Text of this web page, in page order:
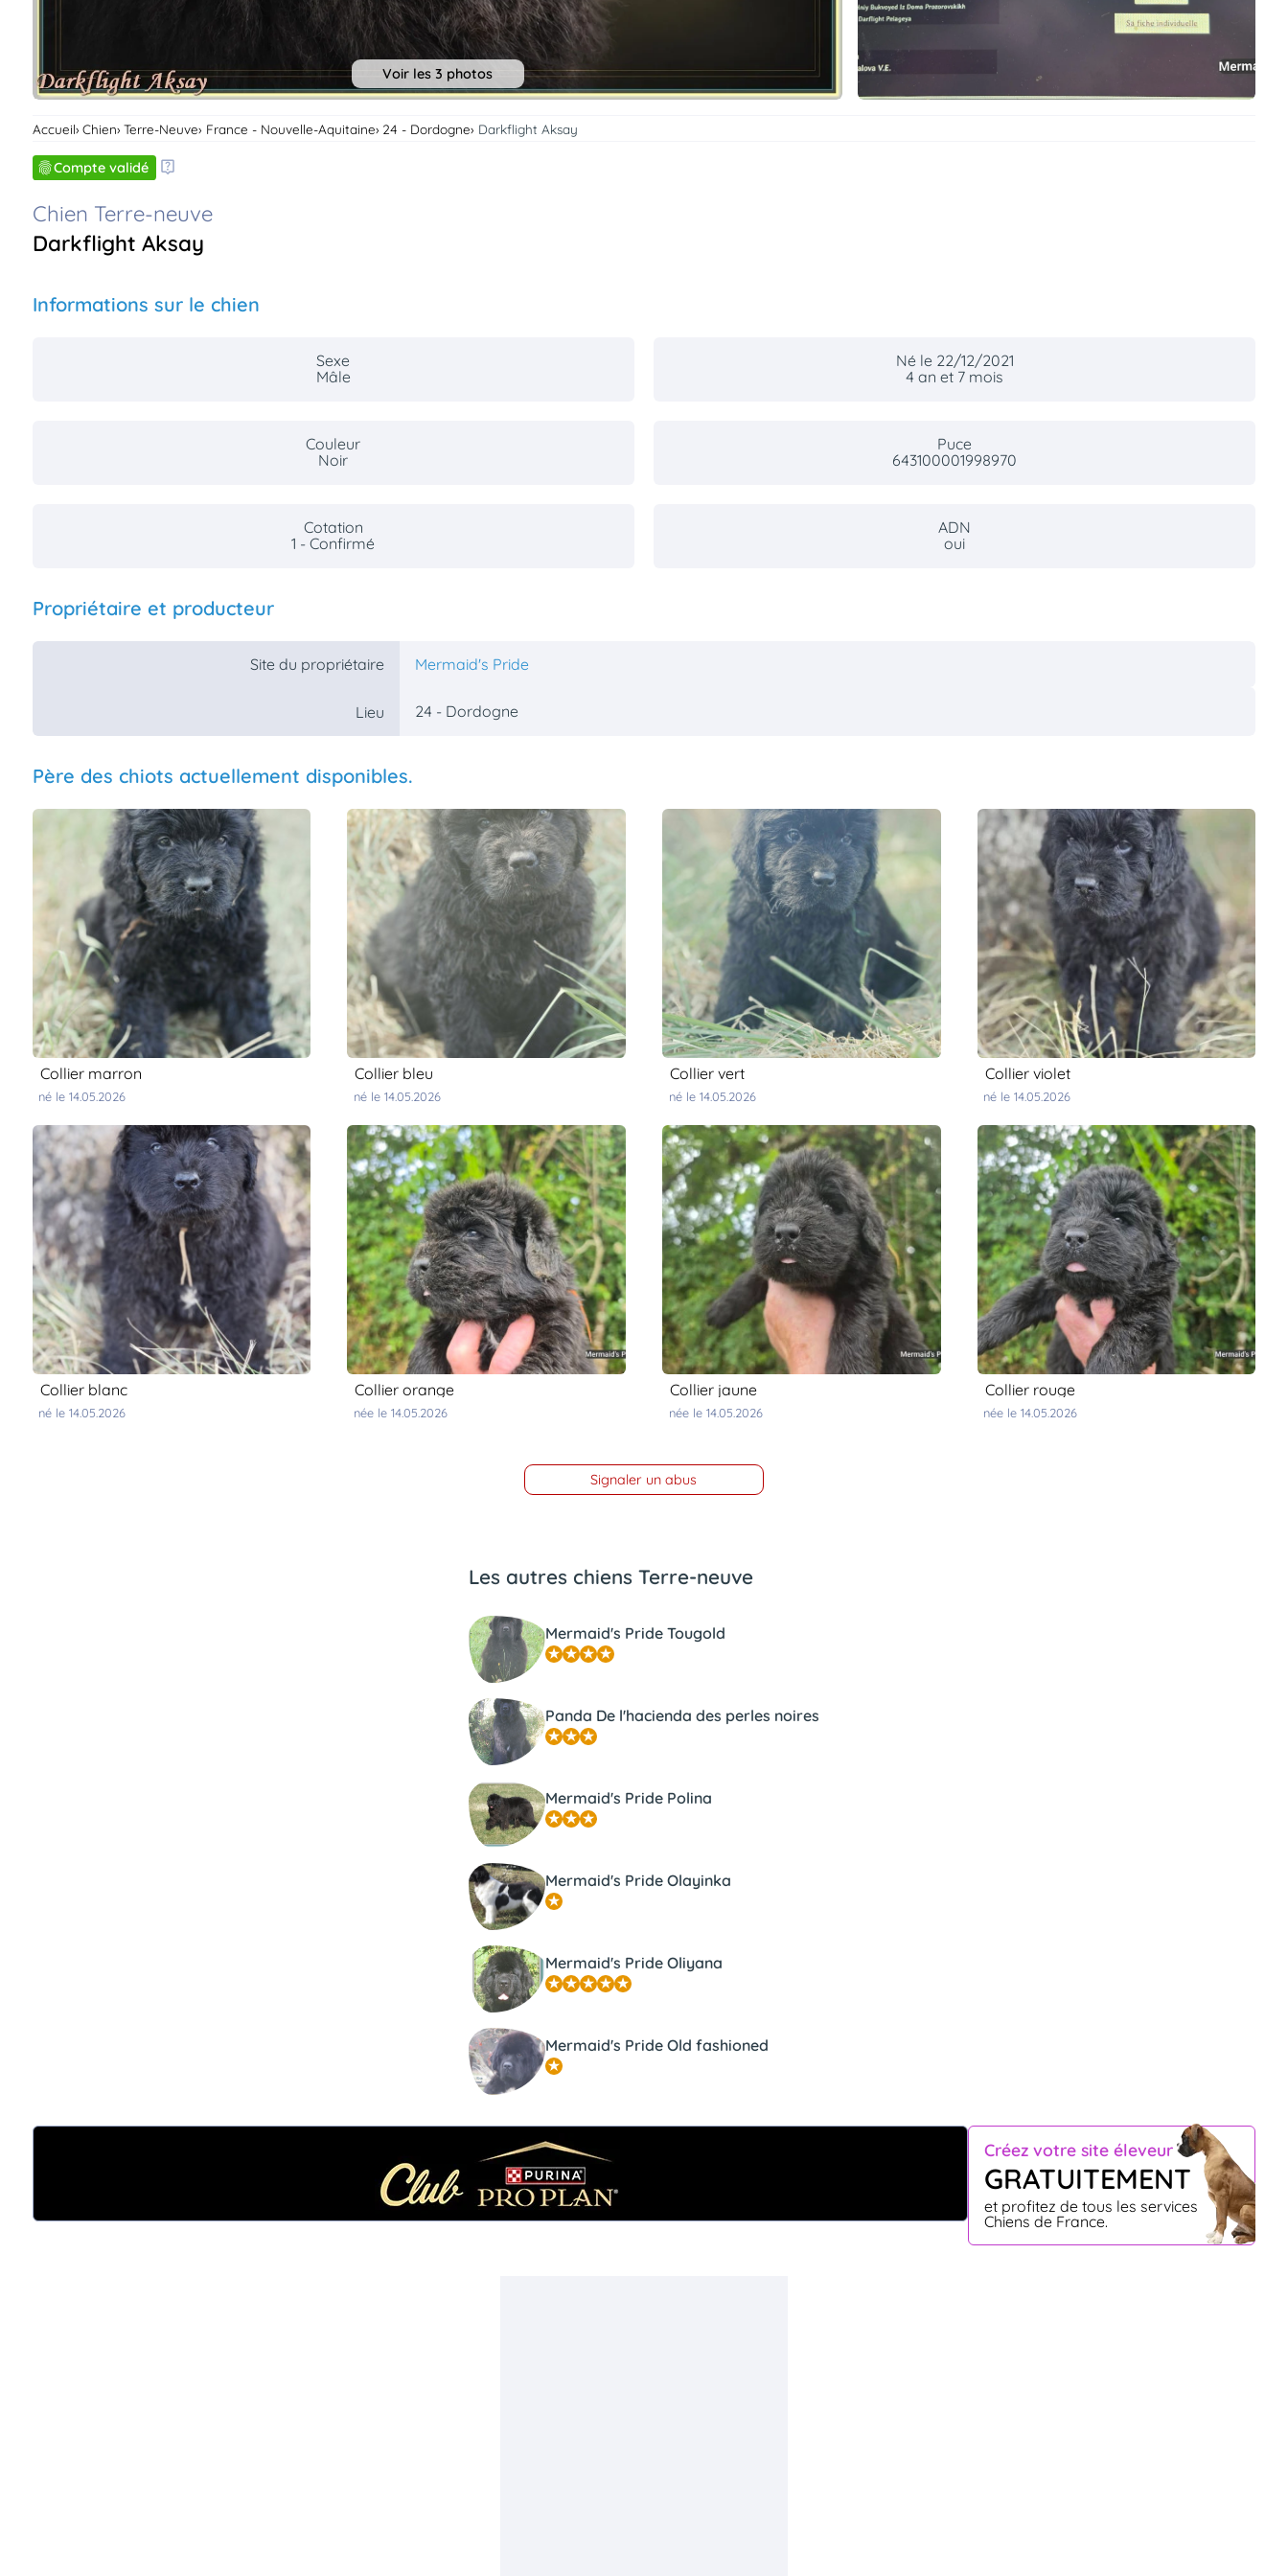
Voir les 3 photos
Accueil Chien Terre-Neuve France - Nouvelle-Aquitaine 24 - Dordogne Darkflight Aksay
Compte validé
Chien Terre-neuve
Darkflight Aksay
Informations sur le chien
Sexe
Mâle
Né le 22/12/2021
4 an et 7 mois
Couleur
Noir
Puce
643100001998970
Cotation
1 - Confirmé
ADN
oui
Propriétaire et producteur
Site du propriétaire Mermaid's Pride
Lieu 24 - Dordogne
Père des chiots actuellement disponibles.
collier marron
né le 14.05.2026
collier bleu
né le 14.05.2026
collier vert
né le 14.05.2026
collier violet
né le 14.05.2026
collier blanc
né le 14.05.2026
collier orange
née le 14.05.2026
collier jaune
née le 14.05.2026
collier rouge
née le 14.05.2026
Signaler un abus
Créez votre site éleveur
GRATUITEMENT
et profitez de tous les services
Chiens de France.
Les autres chiens Terre-neuve
Mermaid's Pride Tougold
Panda De l'hacienda des perles noires
Mermaid's Pride Polina
Mermaid's Pride Olayinka
Mermaid's Pride Oliyana
Mermaid's Pride Old fashioned